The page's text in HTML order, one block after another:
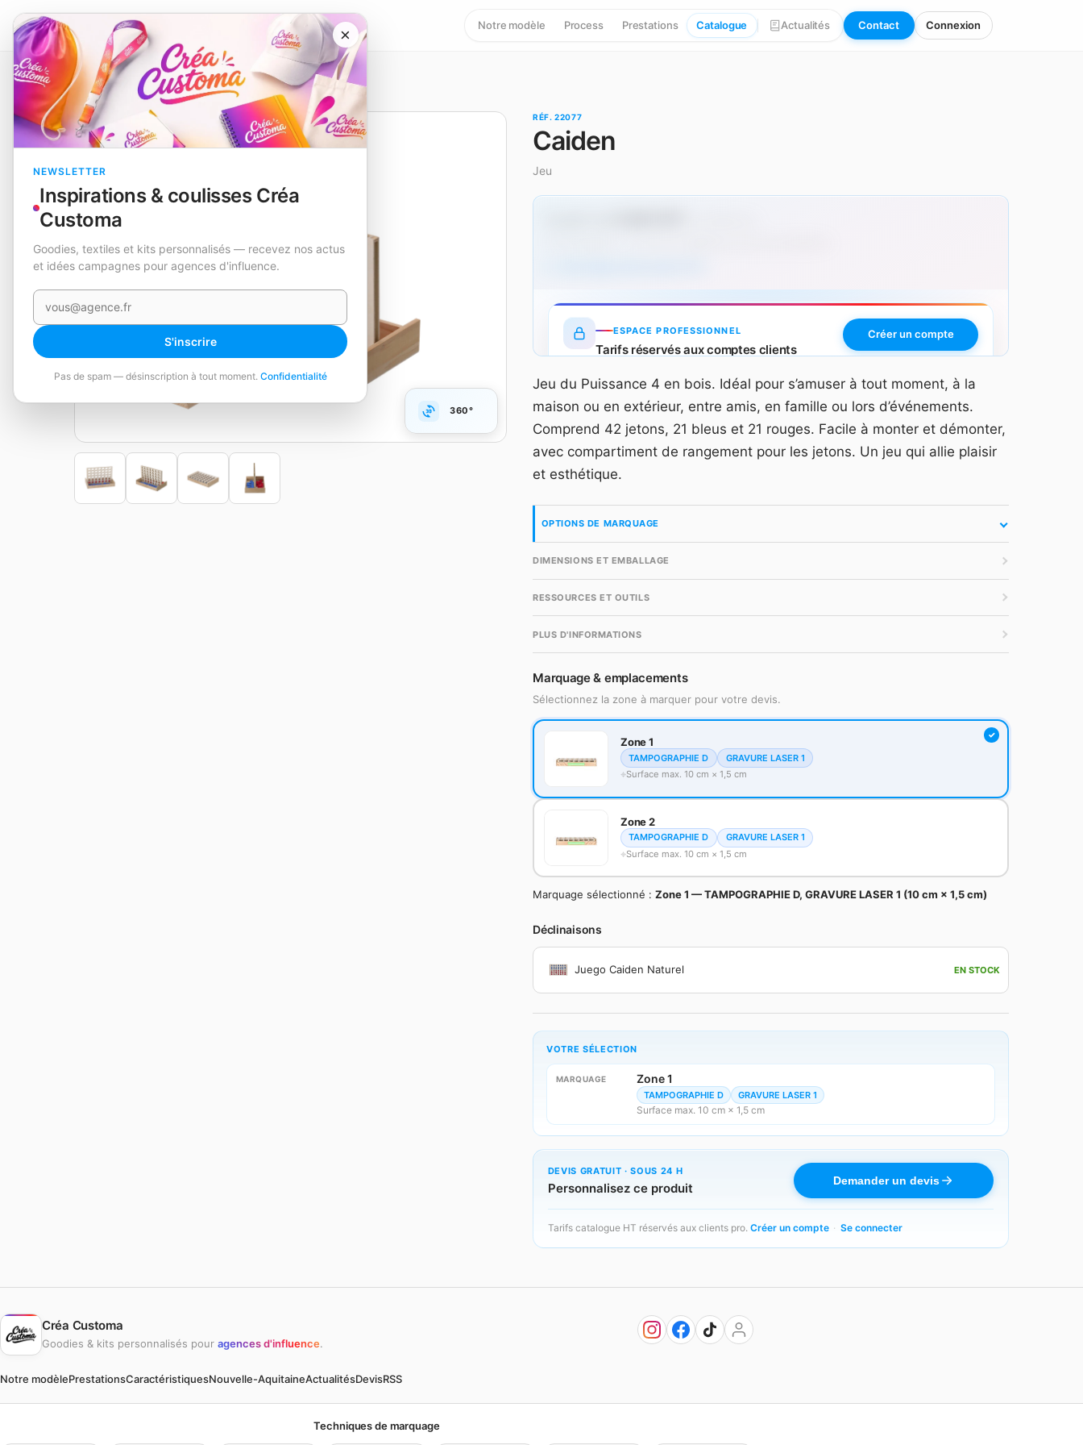
×
NEWSLETTER
Inspirations & coulisses Créa
Customa
Goodies, textiles et kits personnalisés — recevez nos actus
et idées campagnes pour agences d'influence.
Votre e-mail
S'inscrire
Pas de spam — désinscription à tout moment. Confidentialité
Notre modèle Process Prestations Catalogue Actualités Contact Connexion
Catalogue Loisirs et divertissement Jeu Caiden
EN STOCK
360°
RÉF. 22077
Caiden
Jeu
ESPACE PROFESSIONNEL
Tarifs réservés aux comptes clients
accès gratuit en quelques secondes.
Créer un compte
Jeu du Puissance 4 en bois. Idéal pour s’amuser à tout moment, à la
maison ou en extérieur, entre amis, en famille ou lors d’événements.
Comprend 42 jetons, 21 bleus et 21 rouges. Facile à monter et démonter,
avec compartiment de rangement pour les jetons. Un jeu qui allie plaisir
et esthétique.
OPTIONS DE MARQUAGE
DIMENSIONS ET EMBALLAGE
RESSOURCES ET OUTILS
PLUS D'INFORMATIONS
Marquage & emplacements
Sélectionnez la zone à marquer pour votre devis.
Zone 1
TAMPOGRAPHIE D
GRAVURE LASER 1
Surface max. 10 cm × 1,5 cm
Zone 2
TAMPOGRAPHIE D
GRAVURE LASER 1
Surface max. 10 cm × 1,5 cm
Marquage sélectionné :Zone 1 — TAMPOGRAPHIE D, GRAVURE LASER 1 (10 cm × 1,5 cm)
Déclinaisons
Juego Caiden Naturel EN STOCK
VOTRE SÉLECTION
MARQUAGE Zone 1
TAMPOGRAPHIE D GRAVURE LASER 1
Surface max. 10 cm × 1,5 cm
DEVIS GRATUIT · SOUS 24 H
Personnalisez ce produit Demander un devis
Tarifs catalogue HT réservés aux clients pro. Créer un compte · Se connecter
Créa Customa
Goodies & kits personnalisés pour agences d'influence.
Notre modèlePrestationsCaractéristiquesNouvelle-AquitaineActualitésDevisRSS
Techniques de marquage